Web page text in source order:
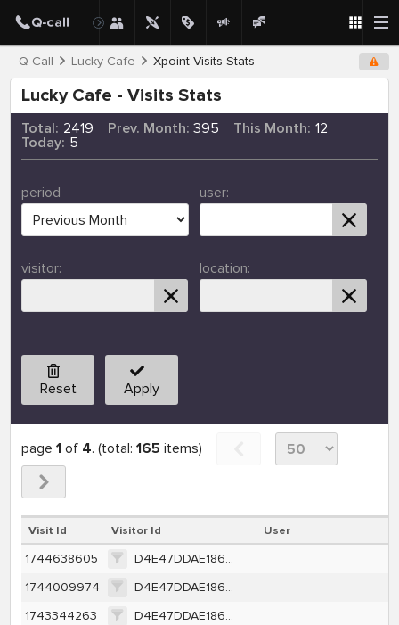
Q-Call Lucky Cafe Xpoint Visits Stats
Lucky Cafe - Visits Stats
Total: 2419 Prev. Month: 395 This Month: 12
Today: 5
period user:
visitor: location:
Reset Apply
page 1of 4. (total: 165 items)
Visit Id Visitor Id User
1744638605
D4E47DDAE1860654C73E2C9E5E0BEFE86693BCC384DEA310869677B1DDEFF391
1744009974
D4E47DDAE1860654C73E2C9E5E0BEFE86693BCC384DEA310869677B1DDEFF391
1743344263
D4E47DDAE1860654C73E2C9E5E0BEFE86693BCC384DEA310869677B1DDEFF391